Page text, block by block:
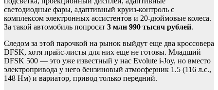
светодиодные фары, адаптивный круиз-контроль с
комплексом электронных ассистентов и 20-дюймовые колеса.
За такой автомобиль попросят 3 млн 990 тысяч рублей.
Следом за этой парочкой на рынок выйдут еще два кроссовера
DFSK, хотя прайс-листы для них еще не готовы. Младший
DFSK 500 — это уже известный у нас Evolute i-Joy, но вместо
электропривода у него бензиновый атмосферник 1.5 (116 л.с.,
148 Нм) и вариатор, привод только передний.